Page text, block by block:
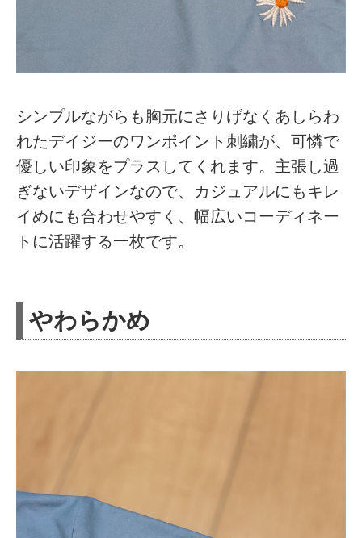
シンプルながらも胸元にさりげなくあしらわ
れたデイジーのワンポイント刺繍が、可憐で
優しい印象をプラスしてくれます。主張し過
ぎないデザインなので、カジュアルにもキレ
イめにも合わせやすく、幅広いコーディネー
トに活躍する一枚です。
やわらかめ